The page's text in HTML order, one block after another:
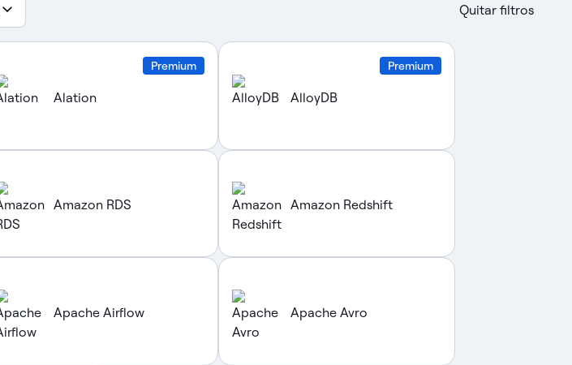
Quitar filtros
Premium
Alation
Premium
AlloyDB
Amazon RDS Amazon Redshift
Apache Airflow Apache Avro